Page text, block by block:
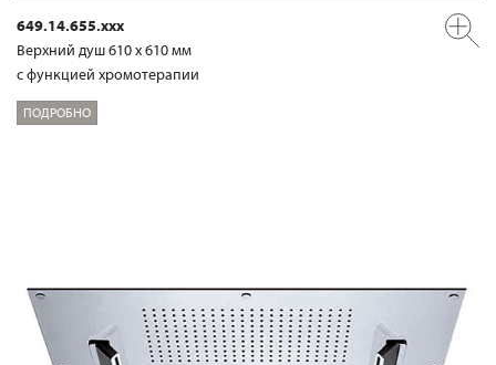
649.14.655.xxx
Верхний душ 610 х 610 мм
с функцией хромотерапии
ПОДРОБНО